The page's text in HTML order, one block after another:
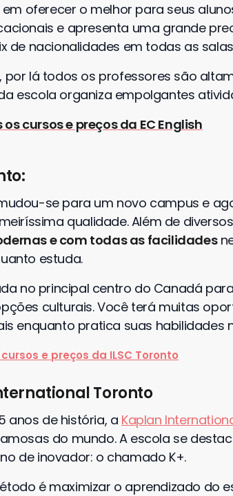
oferecer o melhor para seus
e apresenta uma grande
de nacionalidades em todas as
por lá todos os professores são
escola organiza empolgantes
cursos e preços da EC English
se para um novo campus e
qualidade. Além de
e com todas as facilidades
estuda.
no principal centro do Canadá
culturais. Você terá muitas
enquanto pratica suas habilidades
e preços da ILSC Toronto
Toronto
anos de história, a Kaplan
do mundo. A escola se
de inovador: o chamado K+.
é maximizar o aprendizado do